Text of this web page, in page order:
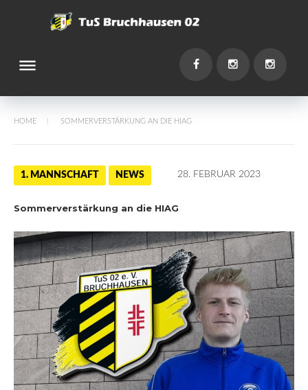
dehaze
HOME / SOMMERVERSTÄRKUNG AN DIE HIAG
1. MANNSCHAFT NEWS 28. FEBRUAR 2023
Sommerverstärkung an die HIAG